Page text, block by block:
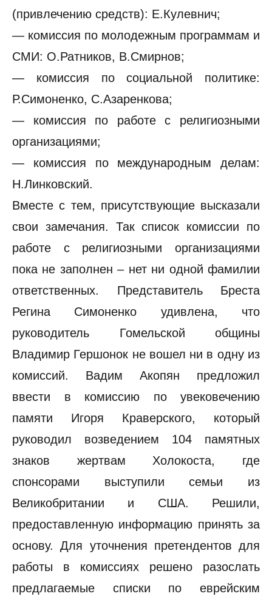
(привлечению средств): Е.Кулевнич;
— комиссия по молодежным программам и
СМИ: О.Ратников, В.Смирнов;
— комиссия по социальной политике:
Р.Симоненко, С.Азаренкова;
— комиссия по работе с религиозными
организациями;
— комиссия по международным делам:
Н.Линковский.
Вместе с тем, присутствующие высказали
свои замечания. Так список комиссии по
работе с религиозными организациями
пока не заполнен – нет ни одной фамилии
ответственных. Представитель Бреста
Регина Симоненко удивлена, что
руководитель Гомельской общины
Владимир Гершонок не вошел ни в одну из
комиссий. Вадим Акопян предложил
ввести в комиссию по увековечению
памяти Игоря Краверского, который
руководил возведением 104 памятных
знаков жертвам Холокоста, где
спонсорами выступили семьи из
Великобритании и США. Решили,
предоставленную информацию принять за
основу. Для уточнения претендентов для
работы в комиссиях решено разослать
предлагаемые списки по еврейским